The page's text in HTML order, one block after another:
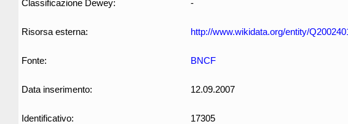
Classificazione Dewey: -
Risorsa esterna: http://www.wikidata.org/entity/
Fonte: BNCF
Data inserimento: 12.09.2007
Identificativo: 17305